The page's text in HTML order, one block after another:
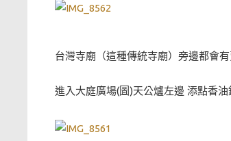
台灣寺廟（這種傳統寺廟）旁邊都會
進入大庭廣場(圖)天公爐左邊 添點香